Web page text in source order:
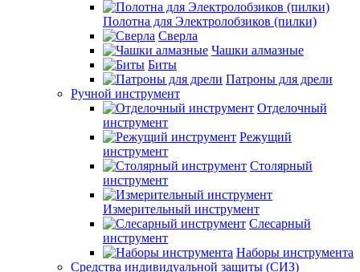
Полотна для Электролобзиков (пилки)
Сверла
Чашки алмазные
Биты
Патроны для дрели
Ручной инструмент
Отделочный
инструмент
Режущий
инструмент
Столярный
инструмент
Измерительный инструмент
Слесарный
инструмент
Наборы инструмента
Средства индивидуальной защиты (СИЗ)